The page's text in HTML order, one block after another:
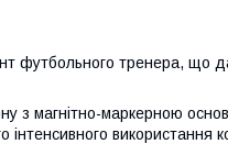
футбольного тренера, що
з магнітно-маркерною
інтенсивного